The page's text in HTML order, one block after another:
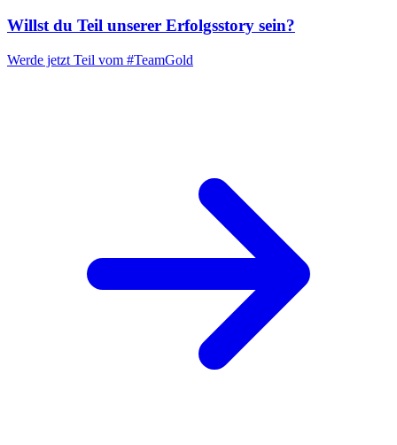
Willst du Teil unserer Erfolgsstory sein?
Werde jetzt Teil vom #TeamGold